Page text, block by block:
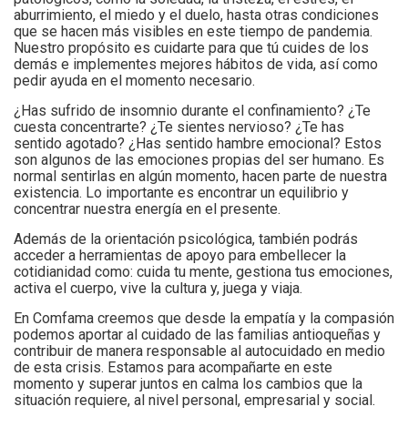
aburrimiento, el miedo y el duelo, hasta otras condiciones
que se hacen más visibles en este tiempo de pandemia.
Nuestro propósito es cuidarte para que tú cuides de los
demás e implementes mejores hábitos de vida, así como
pedir ayuda en el momento necesario.
¿Has sufrido de insomnio durante el confinamiento? ¿Te
cuesta concentrarte? ¿Te sientes nervioso? ¿Te has
sentido agotado? ¿Has sentido hambre emocional? Estos
son algunos de las emociones propias del ser humano. Es
normal sentirlas en algún momento, hacen parte de nuestra
existencia. Lo importante es encontrar un equilibrio y
concentrar nuestra energía en el presente.
Además de la orientación psicológica, también podrás
acceder a herramientas de apoyo para embellecer la
cotidianidad como: cuida tu mente, gestiona tus emociones,
activa el cuerpo, vive la cultura y, juega y viaja.
En Comfama creemos que desde la empatía y la compasión
podemos aportar al cuidado de las familias antioqueñas y
contribuir de manera responsable al autocuidado en medio
de esta crisis. Estamos para acompañarte en este
momento y superar juntos en calma los cambios que la
situación requiere, al nivel personal, empresarial y social.